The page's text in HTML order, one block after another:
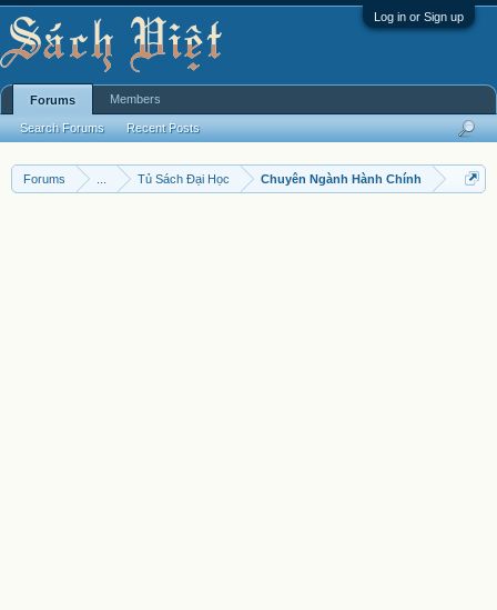
Log in or Sign up
Forums Tủ Sách Đại Học Chuyên Ngành Hành Chính
Forums
Search Forums Recent Posts
Members